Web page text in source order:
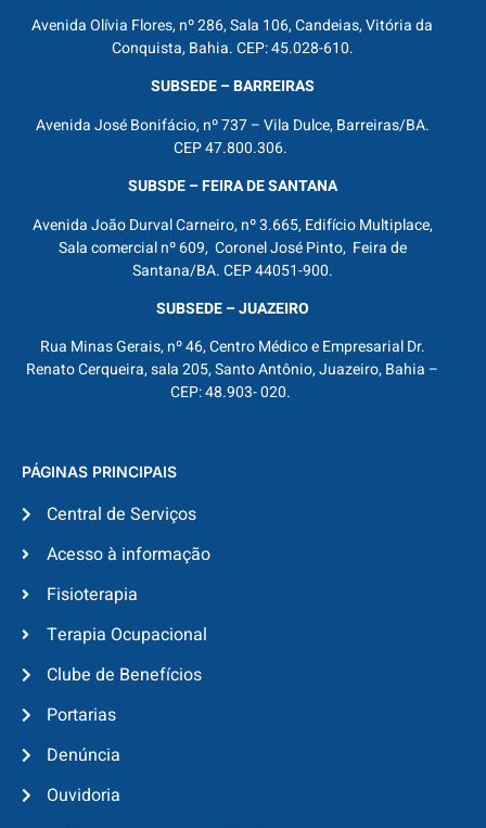
Avenida Olívia Flores, nº 286, Sala 106, Candeias, Vitória da
Conquista, Bahia. CEP: 45.028-610.
SUBSEDE – BARREIRAS
Avenida José Bonifácio, nº 737 – Vila Dulce, Barreiras/BA.
CEP 47.800.306.
SUBSDE – FEIRA DE SANTANA
Avenida João Durval Carneiro, nº 3.665, Edifício Multiplace,
Sala comercial nº 609, Coronel José Pinto, Feira de
Santana/BA. CEP 44051-900.
SUBSEDE – JUAZEIRO
Rua Minas Gerais, nº 46, Centro Médico e Empresarial Dr.
Renato Cerqueira, sala 205, Santo Antônio, Juazeiro, Bahia –
CEP: 48.903- 020.
PÁGINAS PRINCIPAIS
Central de Serviços
Acesso à informação
Fisioterapia
Terapia Ocupacional
Clube de Benefícios
Portarias
Denúncia
Ouvidoria